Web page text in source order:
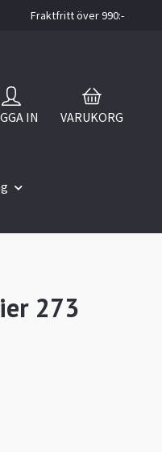
Fraktfritt över 990:-
IN VARUKORG
273